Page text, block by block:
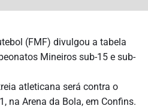
(FMF) divulgou a tabela
Mineiros sub-15 e sub-
atleticana será contra o
na Arena da Bola, em Confins.